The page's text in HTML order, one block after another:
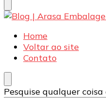
Blog | Arasa Embalagens
Confira conteúdos
doces e salgados. Tudo
qualidade Arasa. Leia
Home
Voltar ao site
Contato
Procurando
Pesquise qualquer